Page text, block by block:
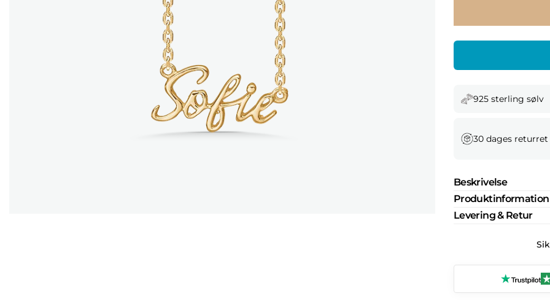
925 sterling sølv
30 dages returret
Beskrivelse
Produktinformation
Levering & Retur